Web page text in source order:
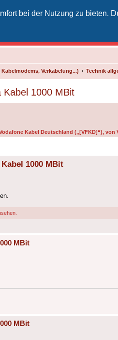
bei der Nutzung zu bieten.
Verkabelung...) Technik
Kabel 1000 MBit
Kabel Deutschland („[VFKD]“),
1000 MBit
MBit
MBit